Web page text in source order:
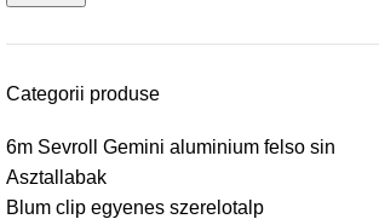
Categorii produse
6m Sevroll Gemini aluminium felso sin
Asztallabak
Blum clip egyenes szerelotalp